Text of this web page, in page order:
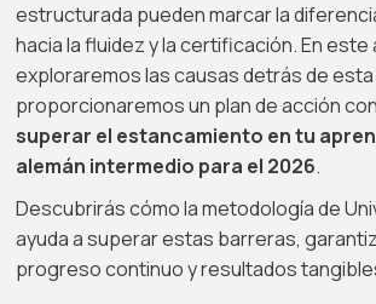
estructurada pueden marcar la
hacia la fluidez y la certificación. En este
exploraremos las causas detrás de
proporcionaremos un plan de acción
superar el estancamiento en tu
alemán intermedio para el 2026.
Descubrirás cómo la metodología de
ayuda a superar estas barreras,
progreso continuo y resultados